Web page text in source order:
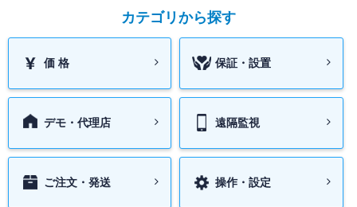
カテゴリから探す
価 格 保証・設置
デモ・代理店 遠隔監視
ご注文・発送 操作・設定